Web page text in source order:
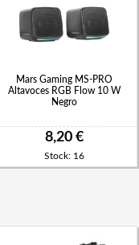
Mars Gaming MS-PRO
Altavoces RGB Flow 10 W
Negro
8,20 €
Stock: 16